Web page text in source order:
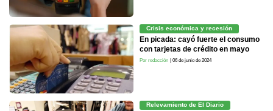
Crisis económica y recesión
En picada: cayó fuerte el consumo
con tarjetas de crédito en mayo
Por redacción | 06 de junio de 2024
Relevamiento de El Diario